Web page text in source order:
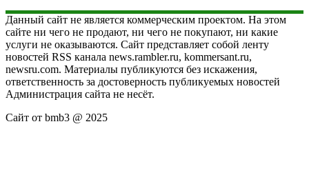
Данный сайт не является коммерческим проектом. На этом
сайте ни чего не продают, ни чего не покупают, ни какие
услуги не оказываются. Сайт представляет собой ленту
новостей RSS канала news.rambler.ru, kommersant.ru,
newsru.com. Материалы публикуются без искажения,
ответственность за достоверность публикуемых новостей
Администрация сайта не несёт.
Сайт от bmb3 @ 2025